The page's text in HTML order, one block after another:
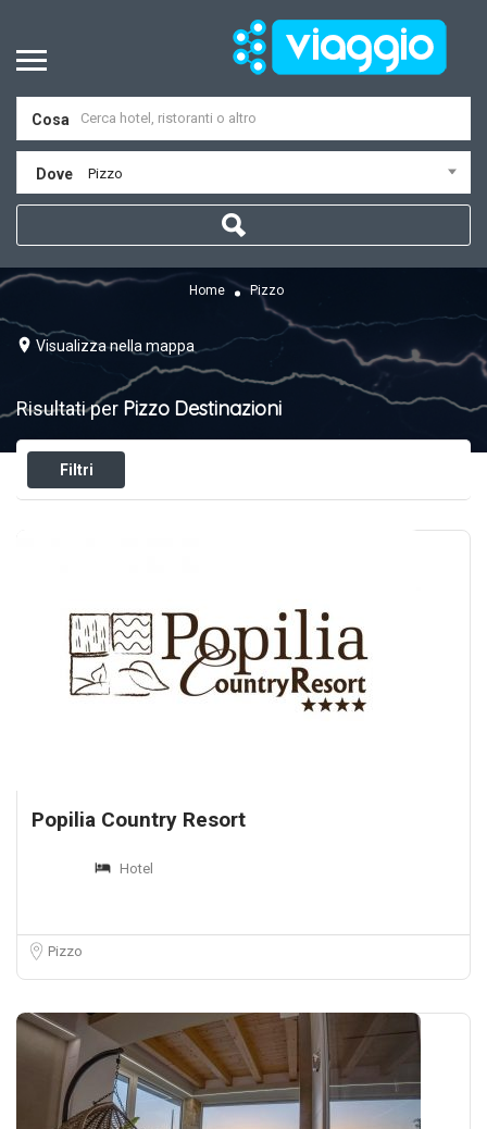
Cosa
Dove Pizzo
Home Pizzo
Visualizza nella mappa
Risultati per Pizzo Destinazioni
Filtri
Popilia Country Resort
Hotel
Pizzo